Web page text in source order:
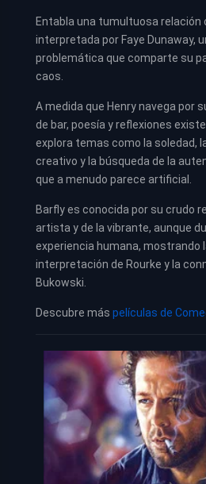
Entabla una tumultuosa relación
interpretada por Faye Dunaway,
problemática que comparte su
caos.
A medida que Henry navega por
de bar, poesía y reflexiones
explora temas como la soledad,
creativo y la búsqueda de la
que a menudo parece artificial.
Barfly es conocida por su crudo
artista y de la vibrante, aunque
experiencia humana, mostrando
interpretación de Rourke y la
Bukowski.
Descubre más películas de